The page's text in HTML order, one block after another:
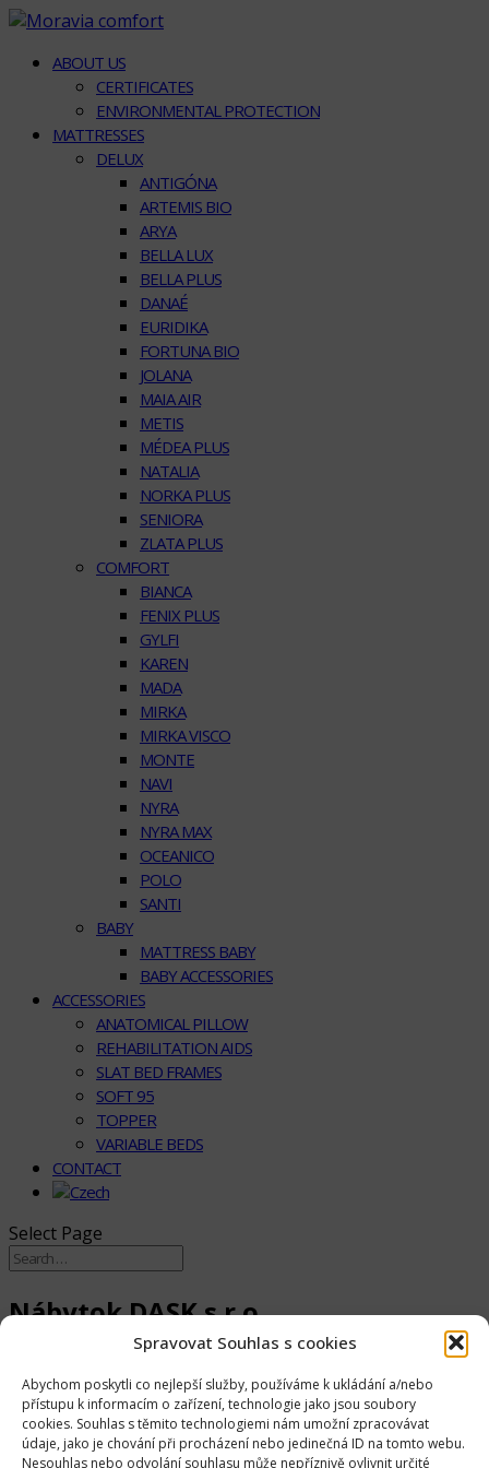
Spravovat Souhlas s cookies
Abychom poskytli co nejlepší služby, používáme k ukládání a/nebo
přístupu k informacím o zařízení, technologie jako jsou soubory
cookies. Souhlas s těmito technologiemi nám umožní zpracovávat
údaje, jako je chování při procházení nebo jedinečná ID na tomto webu.
Nesouhlas nebo odvolání souhlasu může nepříznivě ovlivnit určité
ABOUT US
CERTIFICATES
ENVIRONMENTAL PROTECTION
MATTRESSES
DELUX
ANTIGÓNA
ARTEMIS BIO
ARYA
BELLA LUX
BELLA PLUS
DANAÉ
EURIDIKA
FORTUNA BIO
JOLANA
MAIA AIR
METIS
MÉDEA PLUS
NATALIA
NORKA PLUS
SENIORA
ZLATA PLUS
COMFORT
BIANCA
FENIX PLUS
GYLFI
KAREN
MADA
MIRKA
MIRKA VISCO
MONTE
NAVI
NYRA
NYRA MAX
OCEANICO
POLO
SANTI
BABY
MATTRESS BABY
BABY ACCESSORIES
ACCESSORIES
ANATOMICAL PILLOW
REHABILITATION AIDS
SLAT BED FRAMES
SOFT 95
TOPPER
VARIABLE BEDS
CONTACT
Select Page
Nábytok DASK s.r.o.
036 01 Humenné
mob: +421 911 356 610